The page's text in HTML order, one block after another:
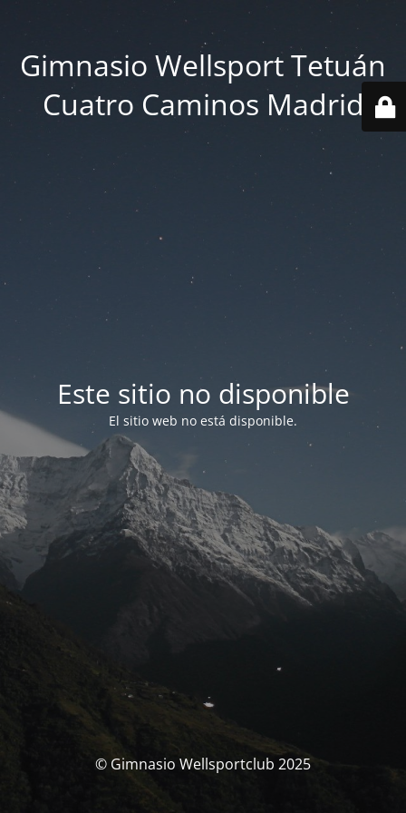
Gimnasio Wellsport Tetuán
Cuatro Caminos Madrid
Este sitio no disponible
El sitio web no está disponible.
© Gimnasio Wellsportclub 2025